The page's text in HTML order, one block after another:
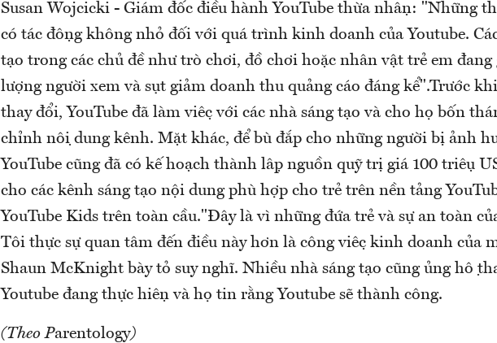
Susan Wojcicki - Giám đốc điều hành YouTube thừa nhận: "Những
có tác động không nhỏ đối với quá trình kinh doanh của Youtube.
tạo trong các chủ đề như trò chơi, đồ chơi hoặc nhân vật trẻ em đang
lượng người xem và sụt giảm doanh thu quảng cáo đáng kể".Trước
thay đổi, YouTube đã làm việc với các nhà sáng tạo và cho họ bốn
chỉnh nội dung kênh. Mặt khác, để bù đắp cho những người bị ảnh
YouTube cũng đã có kế hoạch thành lập nguồn quỹ trị giá 100 triệu
cho các kênh sáng tạo nội dung phù hợp cho trẻ trên nền tảng
YouTube Kids trên toàn cầu."Đây là vì những đứa trẻ và sự an toàn
Tôi thực sự quan tâm đến điều này hơn là công việc kinh doanh của
Shaun McKnight bày tỏ suy nghĩ. Nhiều nhà sáng tạo cũng ủng hộ
Youtube đang thực hiện và họ tin rằng Youtube sẽ thành công.
(Theo Parentology)